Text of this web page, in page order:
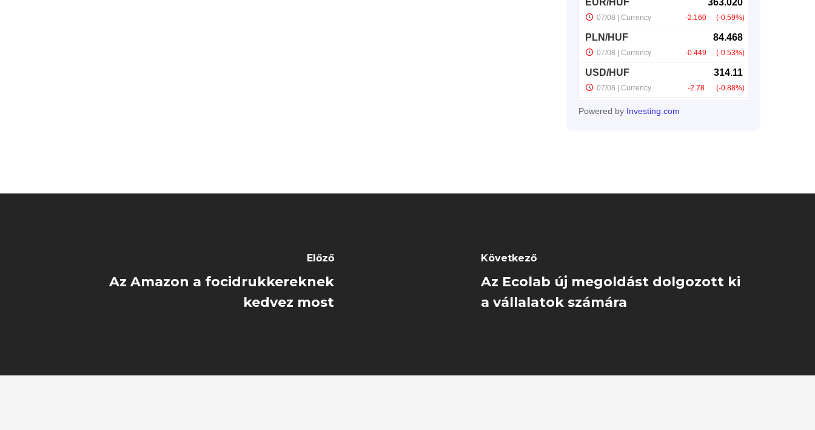
Powered by Investing.com
Előző
Az Amazon a focidrukkereknek
kedvez most
Következő
Az Ecolab új megoldást dolgozott ki
a vállalatok számára